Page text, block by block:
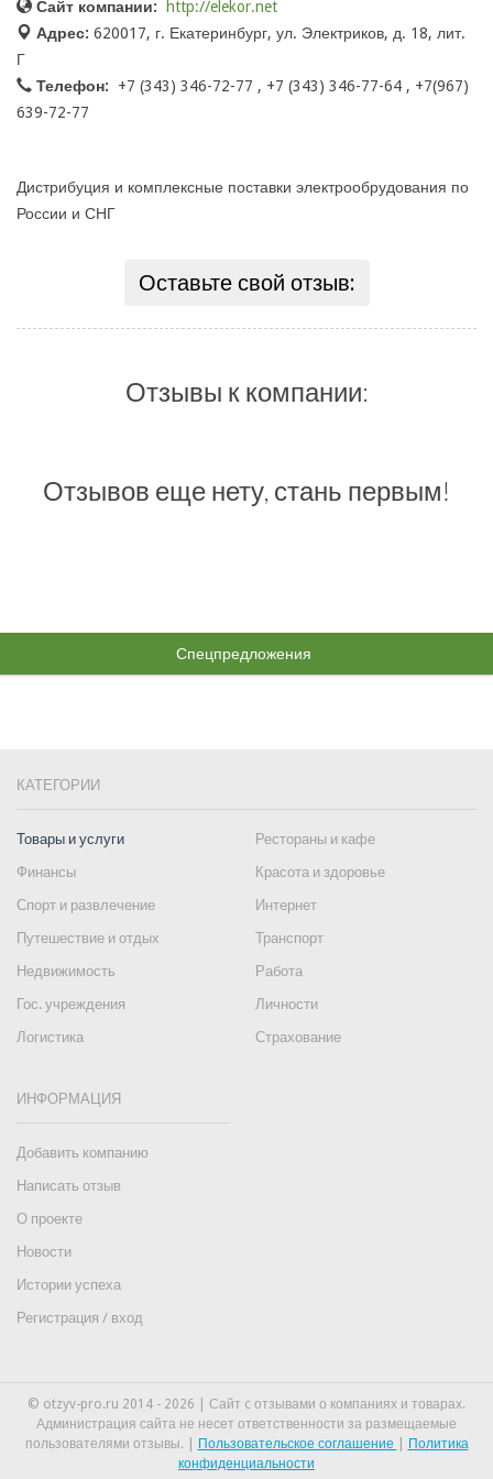
Сайт компании:
http://elekor.net
Адрес: 620017, г. Екатеринбург, ул. Электриков, д. 18, лит.
Г
Телефон:
+7 (343) 346-72-77 , +7 (343) 346-77-64 , +7(967)
639-72-77
Дистрибуция и комплексные поставки электрообрудования по
России и СНГ
Оставьте свой отзыв:
Отзывы к компании:
Отзывов еще нету, стань первым!
Спецпредложения
КАТЕГОРИИ
Товары и услуги
Рестораны и кафе
Финансы
Красота и здоровье
Спорт и развлечение
Интернет
Путешествие и отдых
Транспорт
Недвижимость
Работа
Гос. учреждения
Личности
Логистика
Страхование
ИНФОРМАЦИЯ
Добавить компанию
Написать отзыв
О проекте
Новости
Истории успеха
Регистрация / вход
© otzyv-pro.ru 2014 - 2026 | Сайт c отзывами о компаниях и товарах.
Администрация сайта не несет ответственности за размещаемые
пользователями отзывы. |
Пользовательское соглашение
Политика
конфиденциальности